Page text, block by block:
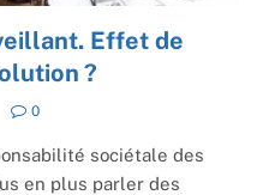
Effet de
?
0
sociétale des
en plus parler des